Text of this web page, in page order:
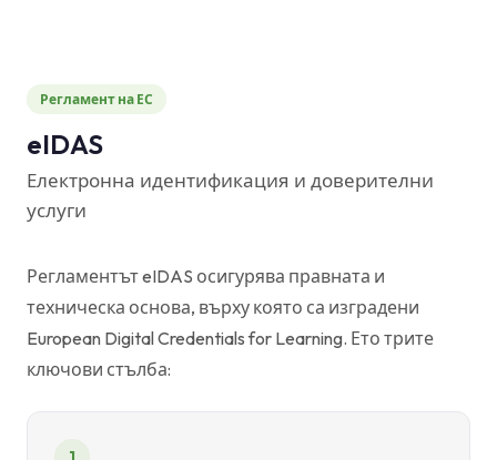
Регламент на ЕС
eIDAS
Електронна идентификация и доверителни
услуги
Регламентът eIDAS осигурява правната и
техническа основа, върху която са изградени
European Digital Credentials for Learning. Ето трите
ключови стълба:
1